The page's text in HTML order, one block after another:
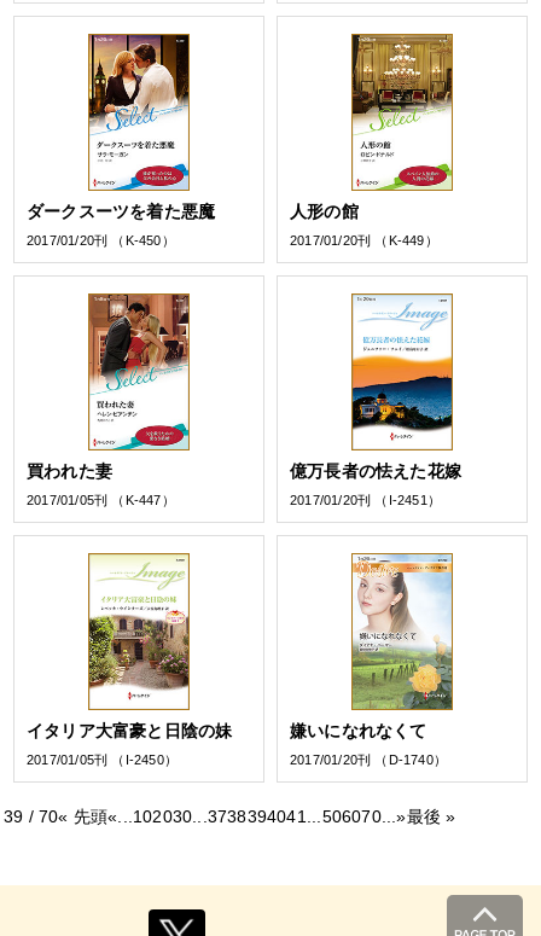
ダークスーツを着た悪魔
2017/01/20刊 （K-450）
人形の館
2017/01/20刊 （K-449）
買われた妻
2017/01/05刊 （K-447）
億万長者の怯えた花嫁
2017/01/20刊 （I-2451）
イタリア大富豪と日陰の妹
2017/01/05刊 （I-2450）
嫌いになれなくて
2017/01/20刊 （D-1740）
39 / 70« 先頭« 102030 3738394041 506070...»最後 »